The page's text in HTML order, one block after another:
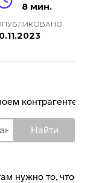
8 мин.